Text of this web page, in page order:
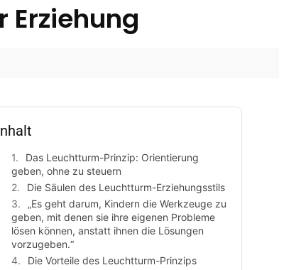
Erziehung
Das Leuchtturm-Prinzip: Orientierung
geben, ohne zu steuern
Die Säulen des Leuchtturm-Erziehungsstils
„Es geht darum, Kindern die Werkzeuge zu
geben, mit denen sie ihre eigenen Probleme
lösen können, anstatt ihnen die Lösungen
vorzugeben.“
Die Vorteile des Leuchtturm-Prinzips